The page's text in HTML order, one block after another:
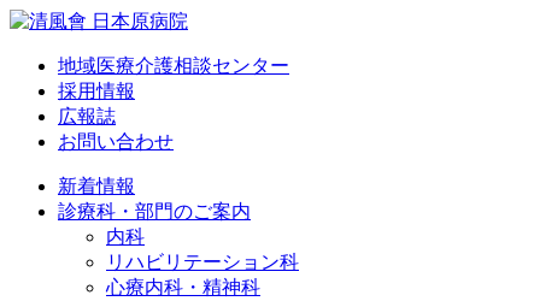
地域医療介護相談センター
採用情報
広報誌
お問い合わせ
新着情報
診療科・部門のご案内
内科
リハビリテーション科
心療内科・精神科